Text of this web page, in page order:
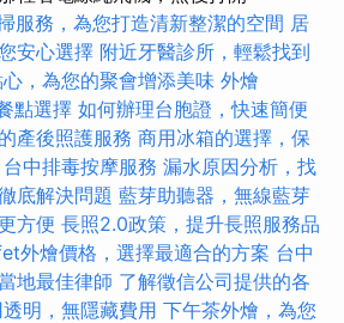
服務，為您打造清新整潔的空間 居
安心選擇 附近牙醫診所，輕鬆找到
，為您的聚會增添美味 外燴
點選擇 如何辦理台胞證，快速簡便
產後照護服務 商用冰箱的選擇，保
台中排毒按摩服務 漏水原因分析，找
底解決問題 藍芽助聽器，無線藍芽
方便 長照2.0政策，提升長照服務品
外燴價格，選擇最適合的方案 台中
地最佳律師 了解徵信公司提供的各
明，無隱藏費用 下午茶外燴，為您